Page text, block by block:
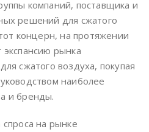
компаний, поставщика и
решений для сжатого
концерн, на протяжении
экспансию рынка
сжатого воздуха, покупая
наиболее
и бренды.
на рынке